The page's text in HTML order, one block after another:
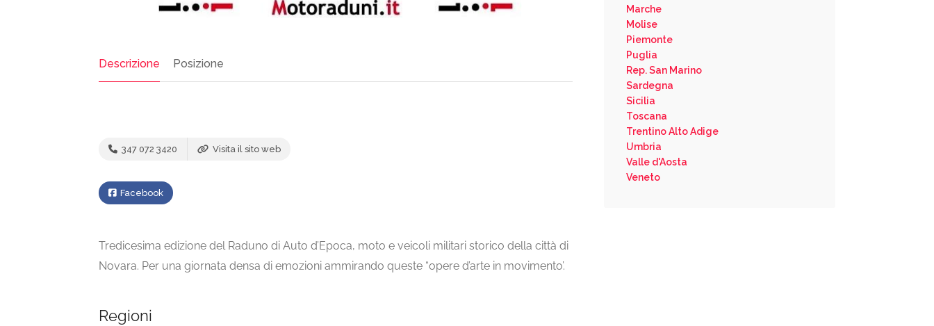
Descrizione Posizione
347 072 3420 Visita il sito web
Facebook
Tredicesima edizione del Raduno di Auto d’Epoca, moto e veicoli militari storico della città di
Novara. Per una giornata densa di emozioni ammirando queste “opere d’arte in movimento’.
Regioni
Marche
Molise
Piemonte
Puglia
Rep. San Marino
Sardegna
Sicilia
Toscana
Trentino Alto Adige
Umbria
Valle d'Aosta
Veneto